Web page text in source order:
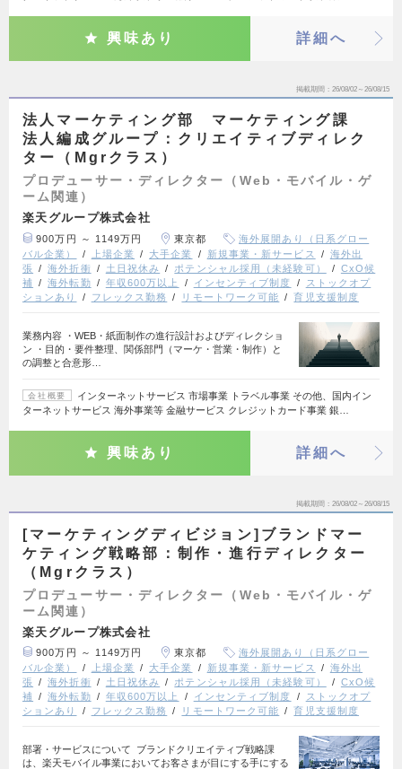
興味あり 詳細へ
掲載期間 26/08/02～26/08/15
法人マーケティング部 マーケティング課
法人編成グループ：クリエイティブディレク
ター（Mgrクラス）
プロデューサー・ディレクター（Web・モバイル・ゲ
ーム関連）
楽天グループ株式会社
900万円 ～ 1149万円 東京都
海外展開あり（日系グロー
バル企業）
上場企業 大手企業 新規事業・新サービス
海外出
張
海外折衝 土日祝休み ポテンシャル採用（未経験可）
CxO候
補
海外転勤 年収600万以上 インセンティブ制度
ストックオプ
ションあり
フレックス勤務 リモートワーク可能 育児支援制度
業務内容 ・WEB・紙面制作の進行設計およびディレクショ
ン ・目的・要件整理、関係部門（マーケ・営業・制作）と
の調整と合意形…
会社概要
インターネットサービス 市場事業 トラベル事業 その他、国内イン
ターネットサービス 海外事業等 金融サービス クレジットカード事業 銀…
興味あり 詳細へ
掲載期間 26/08/02～26/08/15
[マーケティングディビジョン]ブランドマー
ケティング戦略部：制作・進行ディレクター
（Mgrクラス）
プロデューサー・ディレクター（Web・モバイル・ゲ
ーム関連）
楽天グループ株式会社
900万円 ～ 1149万円 東京都
海外展開あり（日系グロー
バル企業）
上場企業 大手企業 新規事業・新サービス
海外出
張
海外折衝 土日祝休み ポテンシャル採用（未経験可）
CxO候
補
海外転勤 年収600万以上 インセンティブ制度
ストックオプ
ションあり
フレックス勤務 リモートワーク可能 育児支援制度
部署・サービスについて ブランドクリエイティブ戦略課
は、楽天モバイル事業においてお客さまが目にする手にする